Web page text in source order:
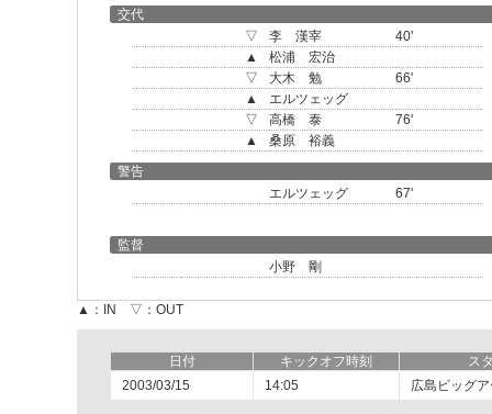
交代
▽
李 漢宰
40'
▲
松浦 宏治
▽
大木 勉
66'
▲
エルツェッグ
▽
高橋 泰
76'
▲
桑原 裕義
警告
エルツェッグ
67'
監督
小野 剛
▲：IN ▽：OUT
日付 キックオフ時刻
ス
2003/03/15
14:05 広島ビッグ